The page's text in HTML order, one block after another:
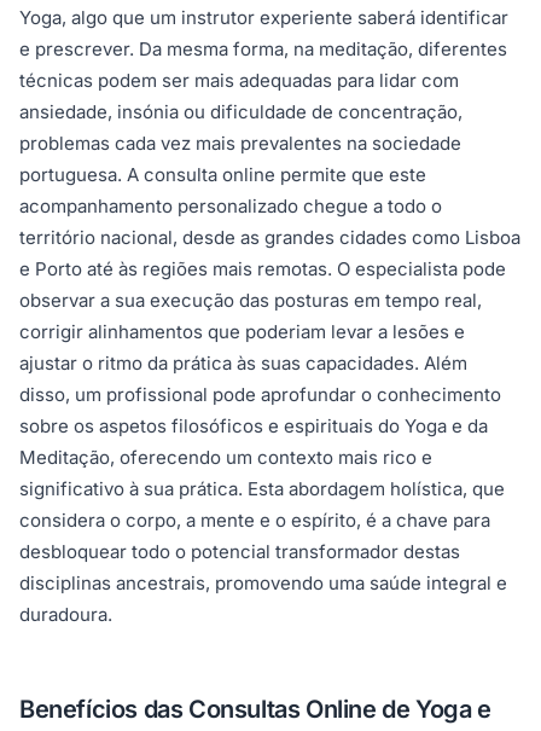
Yoga, algo que um instrutor experiente saberá identificar
e prescrever. Da mesma forma, na meditação, diferentes
técnicas podem ser mais adequadas para lidar com
ansiedade, insónia ou dificuldade de concentração,
problemas cada vez mais prevalentes na sociedade
portuguesa. A consulta online permite que este
acompanhamento personalizado chegue a todo o
território nacional, desde as grandes cidades como Lisboa
e Porto até às regiões mais remotas. O especialista pode
observar a sua execução das posturas em tempo real,
corrigir alinhamentos que poderiam levar a lesões e
ajustar o ritmo da prática às suas capacidades. Além
disso, um profissional pode aprofundar o conhecimento
sobre os aspetos filosóficos e espirituais do Yoga e da
Meditação, oferecendo um contexto mais rico e
significativo à sua prática. Esta abordagem holística, que
considera o corpo, a mente e o espírito, é a chave para
desbloquear todo o potencial transformador destas
disciplinas ancestrais, promovendo uma saúde integral e
duradoura.
Benefícios das Consultas Online de Yoga e